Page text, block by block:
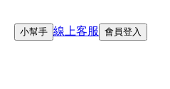
小幫手 線上客服 會員登入